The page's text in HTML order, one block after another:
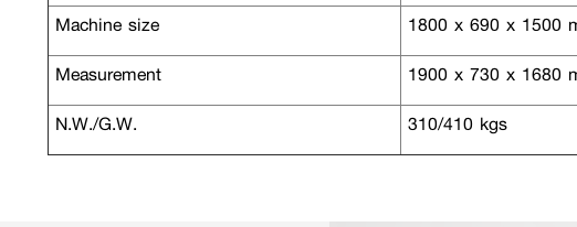
Machine size
1800 x 690 x 1500
Measurement
1900 x 730 x 1680
N.W./G.W.
310/410 kgs